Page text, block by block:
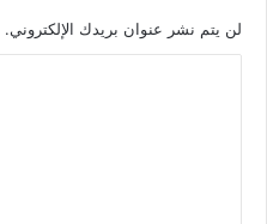
لن يتم نشر عنوان بريدك الإلكتروني.